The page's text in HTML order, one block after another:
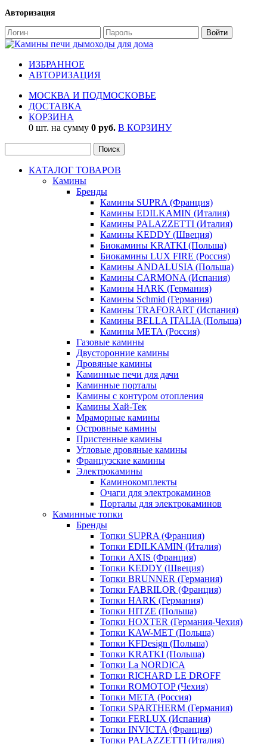
Авторизация
ИЗБРАННОЕ
АВТОРИЗАЦИЯ
МОСКВА И ПОДМОСКОВЬЕ
ДОСТАВКА
КОРЗИНА
0 шт. на сумму 0 руб. В КОРЗИНУ
КАТАЛОГ ТОВАРОВ
Камины
Бренды
Камины SUPRA (Франция)
Камины EDILKAMIN (Италия)
Камины PALAZZETTI (Италия)
Камины KEDDY (Швеция)
Биокамины KRATKI (Польша)
Биокамины LUX FIRE (Россия)
Камины ANDALUSIA (Польша)
Камины CARMONA (Испания)
Камины HARK (Германия)
Камины Schmid (Германия)
Камины TRAFORART (Испания)
Камины BELLA ITALIA (Польша)
Камины МЕТА (Россия)
Газовые камины
Двусторонние камины
Дровяные камины
Каминные печи для дачи
Каминные порталы
Камины с контуром отопления
Камины Хай-Тек
Мраморные камины
Островные камины
Пристенные камины
Угловые дровяные камины
Французские камины
Электрокамины
Каминокомплекты
Очаги для электрокаминов
Порталы для электрокаминов
Каминные топки
Бренды
Топки SUPRA (Франция)
Топки EDILKAMIN (Италия)
Топки AXIS (Франция)
Топки KEDDY (Швеция)
Топки BRUNNER (Германия)
Топки FABRILOR (Франция)
Топки HARK (Германия)
Топки HITZE (Польша)
Топки HOXTER (Германия-Чехия)
Топки KAW-MET (Польша)
Топки KFDesign (Польша)
Топки KRATKI (Польша)
Топки La NORDICA
Топки RICHARD LE DROFF
Топки ROMOTOP (Чехия)
Топки МЕТА (Россия)
Топки SPARTHERM (Германия)
Топки FERLUX (Испания)
Топки INVICTA (Франция)
Топки PALAZZETTI (Италия)